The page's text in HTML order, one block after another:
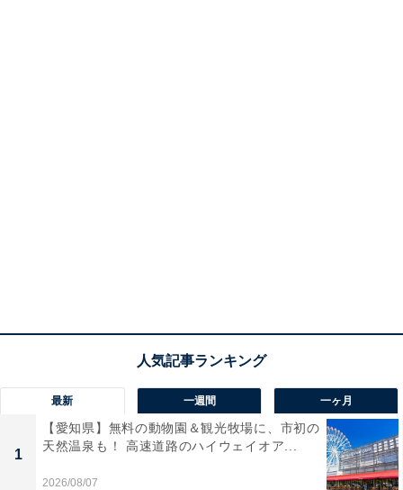
最新 一週間 一ヶ月
1
【愛知県】無料の動物園＆観光牧場に、市初の
天然温泉も！ 高速道路のハイウェイオア...
2026/08/07